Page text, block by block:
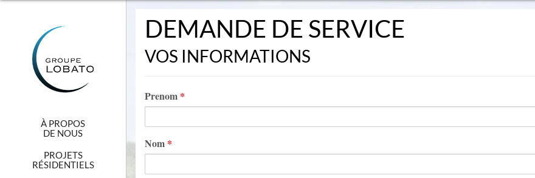
À PROPOS
DE NOUS
PROJETS
RÉSIDENTIELS
DEMANDE DE SERVICE
VOS INFORMATIONS
Prenom *
Nom *